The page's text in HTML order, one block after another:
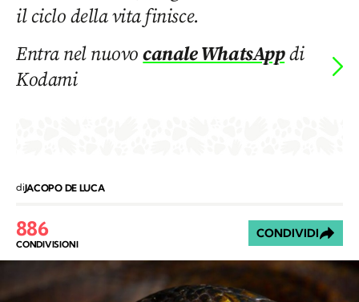
il ciclo della vita finisce.
Entra nel nuovocanale WhatsAppdi
Kodami
diJACOPO DE LUCA
886
CONDIVISIONI
CONDIVIDI